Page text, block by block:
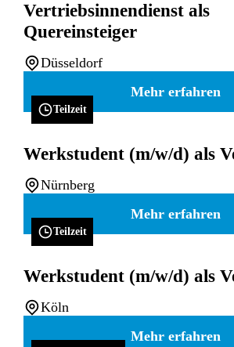
Vertriebsinnendienst als
Quereinsteiger
Düsseldorf
Mehr erfahren
Teilzeit
Werkstudent (m/w/d) als
Nürnberg
Mehr erfahren
Teilzeit
Werkstudent (m/w/d) als
Köln
Mehr erfahren